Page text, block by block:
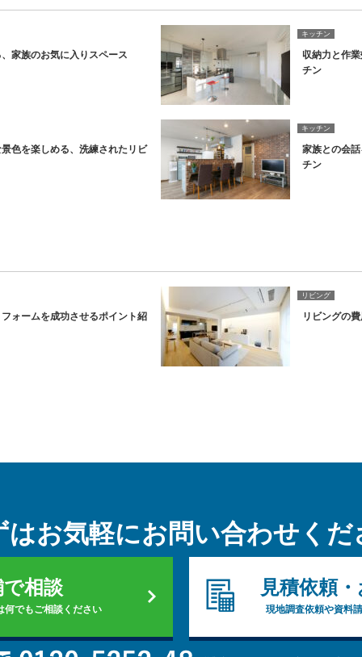
家族のお気に入りスペース
キッチン
収納力と作
チン
色を楽しめる、洗練されたリビ
キッチン
家族との会
チン
ォームを成功させるポイント紹
リビング
リビングの
はお気軽にお問い合わせくだ
相談
何でもご相談ください
見積依頼
現地調査依頼や資料